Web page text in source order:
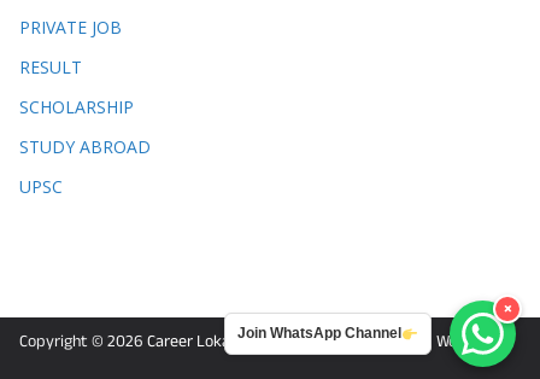
PRIVATE JOB
RESULT
SCHOLARSHIP
STUDY ABROAD
UPSC
Copyright © 2026 Career Lokam. Powered byColorMagand WordPress .
Join WhatsApp Channel
×